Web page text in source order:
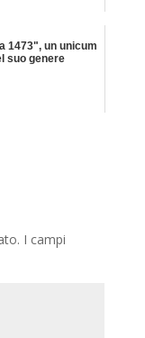
1473", un unicum
suo genere
I campi